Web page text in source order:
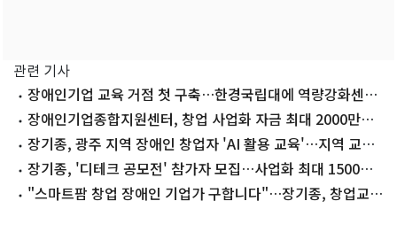
관련 기사
장애인기업 교육 거점 첫 구축…한경국립대에 역량강화센터
개소장애인기업종합지원센터, 창업 사업화 자금 최대 2000만원
지원장기종, 광주 지역 장애인 창업자 'AI 활용 교육'…지역 교육
확대 추진
장기종, '디테크 공모전' 참가자 모집…사업화 최대 1500만
원 지원
"스마트팜 창업 장애인 기업가 구합니다"…장기종, 창업교육